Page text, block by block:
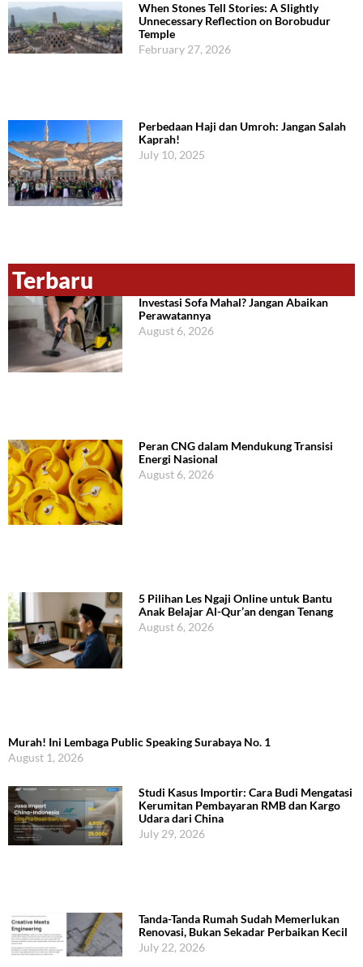
When Stones Tell Stories: A Slightly
Unnecessary Reflection on Borobudur
Temple
February 27, 2026
Perbedaan Haji dan Umroh: Jangan Salah
Kaprah!
July 10, 2025
Terbaru
Investasi Sofa Mahal? Jangan Abaikan
Perawatannya
August 6, 2026
Peran CNG dalam Mendukung Transisi
Energi Nasional
August 6, 2026
5 Pilihan Les Ngaji Online untuk Bantu
Anak Belajar Al-Qur’an dengan Tenang
August 6, 2026
Murah! Ini Lembaga Public Speaking Surabaya No. 1
August 1, 2026
Studi Kasus Importir: Cara Budi Mengatasi
Kerumitan Pembayaran RMB dan Kargo
Udara dari China
July 29, 2026
Tanda-Tanda Rumah Sudah Memerlukan
Renovasi, Bukan Sekadar Perbaikan Kecil
July 22, 2026